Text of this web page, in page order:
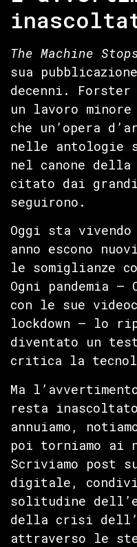
The Machine
sua
decenni. Forster
un lavoro
che un’opera
nelle antologie
nel canone
citato dai
seguirono.
Oggi sta
anno escono
le somiglianze
Ogni pandemia
con le sue
lockdown — lo
diventato un
critica la
Ma
resta
annuiamo,
poi torniamo ai
Scriviamo post
digitale,
solitudine
della crisi
attraverso le